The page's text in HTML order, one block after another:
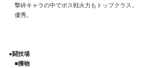
撃砕キャラの中でボス戦火力もトップクラス。
優秀。
●闘技場
■獲物